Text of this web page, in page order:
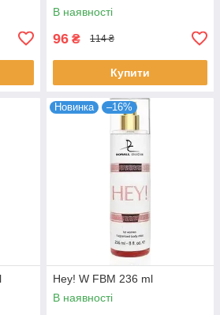
В наявності
96 ₴ 114 ₴
Купити
Новинка –16%
Hey! W FBM 236 ml
В наявності